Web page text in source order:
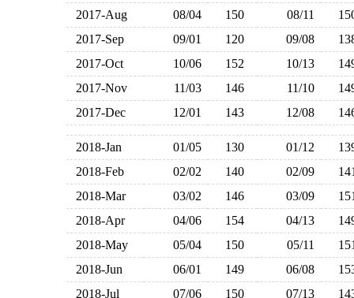
2017-Aug
08/04 150 08/11
2017-Sep
09/01 120 09/08
2017-Oct
10/06 152 10/13
2017-Nov
11/03 146 11/10
2017-Dec
12/01 143 12/08
2018-Jan 01/05 130 01/12
2018-Feb
02/02 140 02/09
2018-Mar
03/02 146 03/09
2018-Apr
04/06 154 04/13
2018-May
05/04 150 05/11
2018-Jun
06/01 149 06/08
2018-Jul
07/06 150 07/13